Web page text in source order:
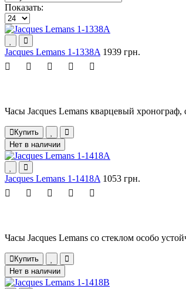
Показать:
Jacques Lemans 1-1338A 1939 грн.
Часы Jacques Lemans кварцевый
Купить
Нет в наличии
Jacques Lemans 1-1418A 1053 грн.
Часы Jacques Lemans со стеклом особо
Купить
Нет в наличии